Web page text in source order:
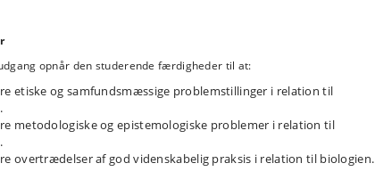
opnår den studerende færdigheder til at:
etiske og samfundsmæssige problemstillinger i relation til
metodologiske og epistemologiske problemer i relation til
overtrædelser af god videnskabelig praksis i relation til biologien.